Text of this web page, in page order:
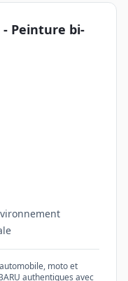
Peinture bi-
moto et
authentiques avec